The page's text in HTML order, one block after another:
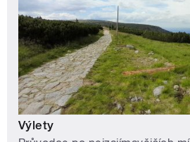
Výlety